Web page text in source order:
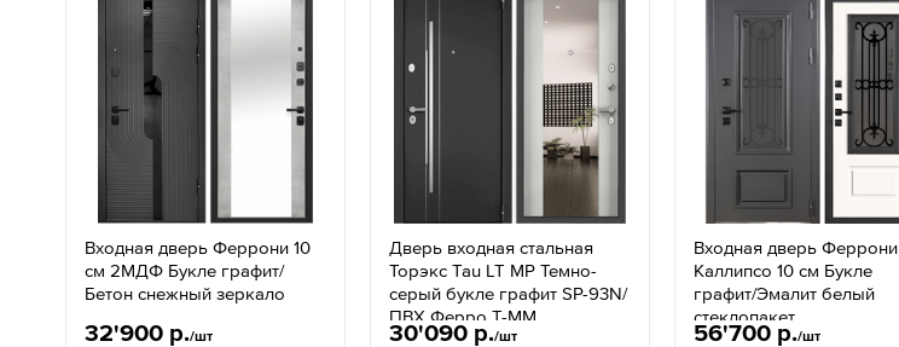
Входная дверь Феррони 10
см 2МДФ Букле графит/
Бетон снежный зеркало
32'900 р./шт
Дверь входная стальная
Торэкс Tau LT MP Темно-
серый букле графит SP-93N/
ПВХ Ферро Т-ММ
30'090 р./шт
Входная дверь Феррони
Каллипсо 10 см Букле
графит/Эмалит белый
стеклопакет
56'700 р./шт